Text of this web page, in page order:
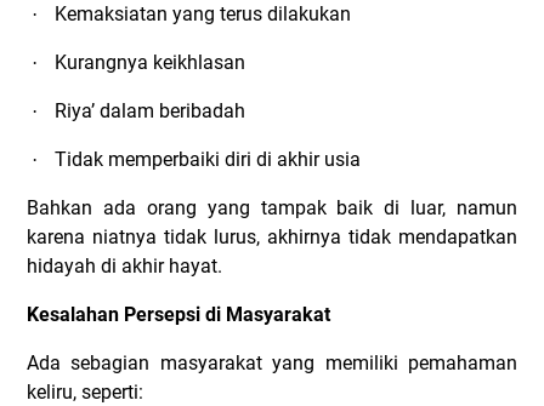
· Kemaksiatan yang terus dilakukan
· Kurangnya keikhlasan
· Riya’ dalam beribadah
· Tidak memperbaiki diri di akhir usia
Bahkan ada orang yang tampak baik di luar, namun
karena niatnya tidak lurus, akhirnya tidak mendapatkan
hidayah di akhir hayat.
Kesalahan Persepsi di Masyarakat
Ada sebagian masyarakat yang memiliki pemahaman
keliru, seperti: